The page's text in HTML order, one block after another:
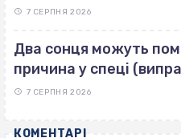
7 СЕРПНЯ 2026
Два сонця можуть
причина у спеці
7 СЕРПНЯ 2026
КОМЕНТАРІ